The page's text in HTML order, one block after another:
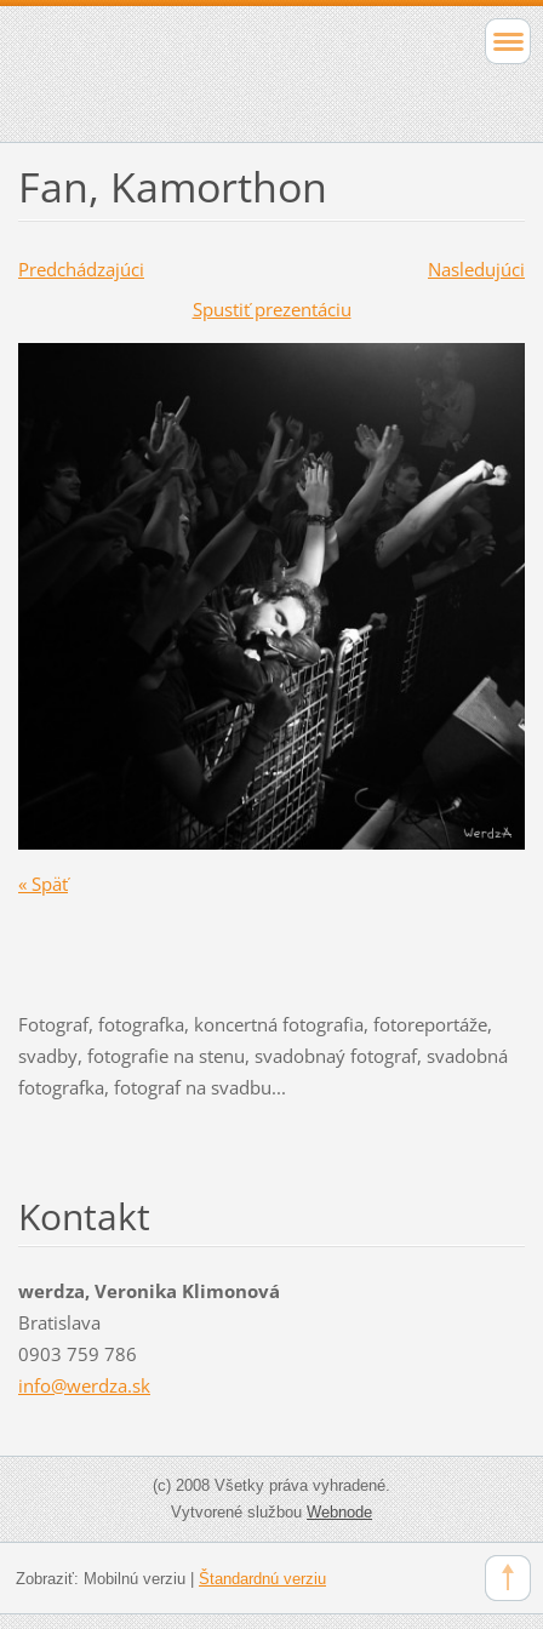
Fan, Kamorthon
Predchádzajúci
Nasledujúci
Spustiť prezentáciu
« Späť
Fotograf, fotografka, koncertná fotografia, fotoreportáže,
svadby, fotografie na stenu, svadobnaý fotograf, svadobná
fotografka, fotograf na svadbu...
Kontakt
werdza, Veronika Klimonová
Bratislava
0903 759 786
info@werdza.sk
(c) 2008 Všetky práva vyhradené.
Vytvorené službouWebnode
Zobraziť: Mobilnú verziu| Štandardnú verziu